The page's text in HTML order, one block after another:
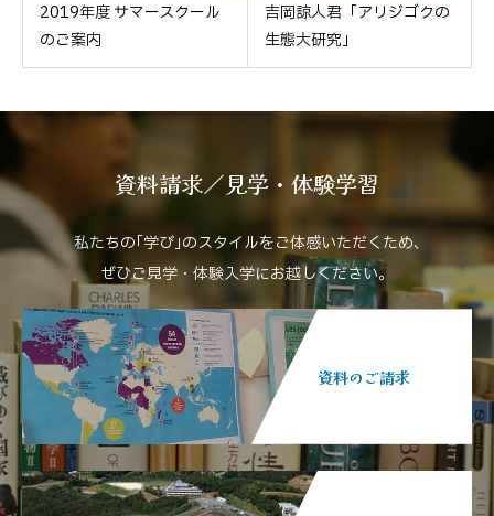
2019年度 サマースクール
のご案内
吉岡諒人君「アリジゴクの
生態大研究」
資料請求／見学・体験学習
私たちの｢学び｣のスタイルをご体感いただくため､
ぜひご見学・体験入学にお越しください。
資料のご請求